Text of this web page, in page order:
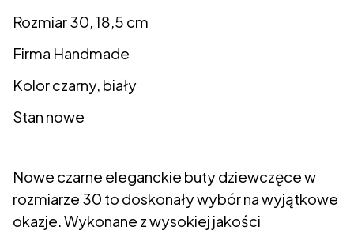
Rozmiar 30, 18,5 cm
Firma Handmade
Kolor czarny, biały
Stan nowe
Nowe czarne eleganckie buty dziewczęce w
rozmiarze 30 to doskonały wybór na wyjątkowe
okazje. Wykonane z wysokiej jakości